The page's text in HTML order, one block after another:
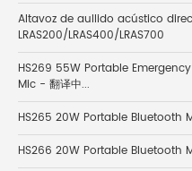
Altavoz de aullido acústico
LRAS200/LRAS400/LRAS700
HS269 55W Portable
Mic - 翻译中...
HS265 20W Portable Bluetooth
HS266 20W Portable Bluetooth